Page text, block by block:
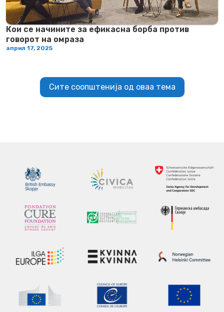
Кои се начините за ефикасна борба против
говорот на омраза
април 17, 2025
Сите соопштенија од оваа тема